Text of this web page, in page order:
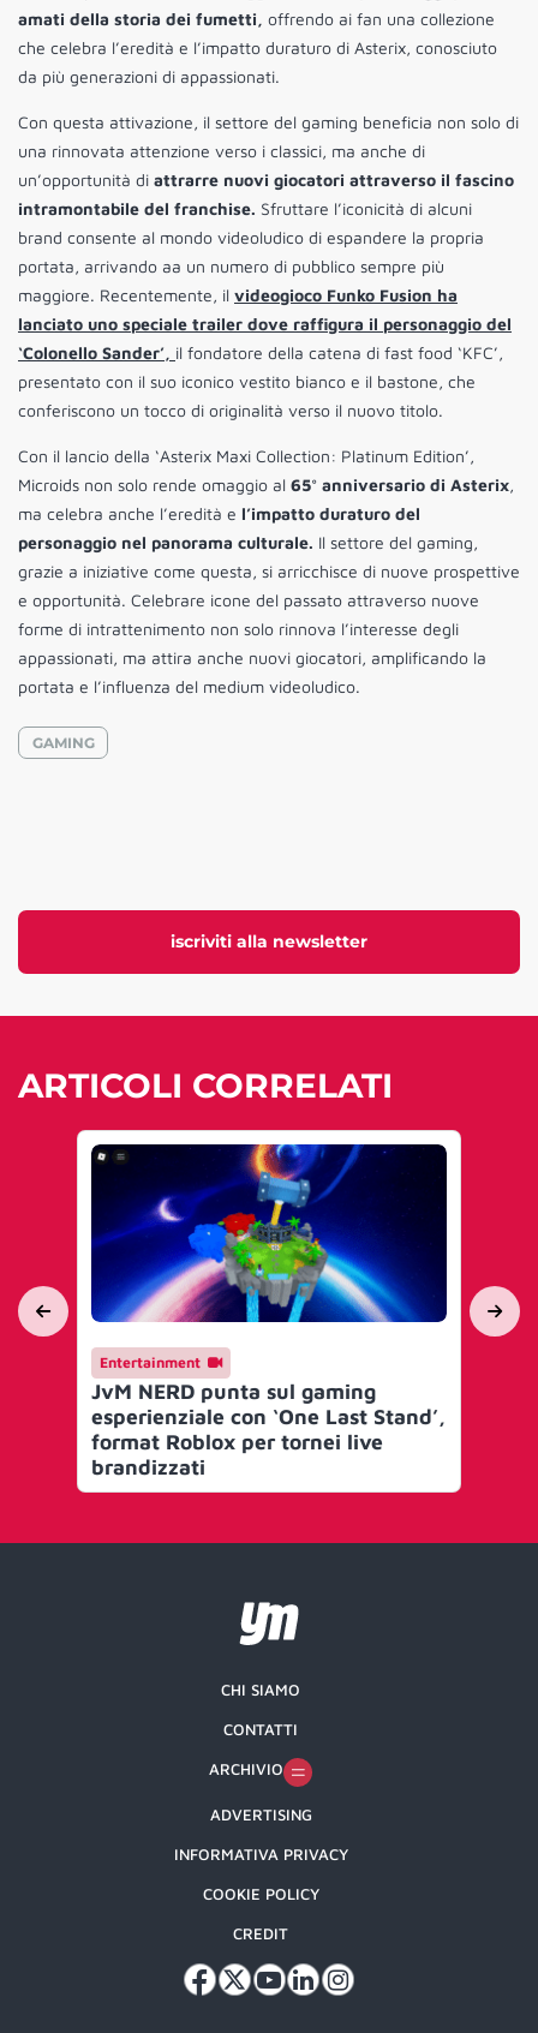
iscriviti alla newsletter
amati della storia dei fumetti, offrendo ai fan una collezione
che celebra l’eredità e l’impatto duraturo di Asterix, conosciuto
da più generazioni di appassionati.
Con questa attivazione, il settore del gaming beneficia non solo di
una rinnovata attenzione verso i classici, ma anche di
un’opportunità di attrarre nuovi giocatori attraverso il fascino
intramontabile del franchise. Sfruttare l’iconicità di alcuni
brand consente al mondo videoludico di espandere la propria
portata, arrivando aa un numero di pubblico sempre più
maggiore. Recentemente, il videogioco Funko Fusion ha
lanciato uno speciale trailer dove raffigura il personaggio del
‘Colonello Sander’, il fondatore della catena di fast food ‘KFC’,
presentato con il suo iconico vestito bianco e il bastone, che
conferiscono un tocco di originalità verso il nuovo titolo.
Con il lancio della ‘Asterix Maxi Collection: Platinum Edition’,
Microids non solo rende omaggio al 65° anniversario di Asterix,
ma celebra anche l’eredità e l’impatto duraturo del
personaggio nel panorama culturale. Il settore del gaming,
grazie a iniziative come questa, si arricchisce di nuove prospettive
e opportunità. Celebrare icone del passato attraverso nuove
forme di intrattenimento non solo rinnova l’interesse degli
appassionati, ma attira anche nuovi giocatori, amplificando la
portata e l’influenza del medium videoludico.
GAMING
ARTICOLI CORRELATI
Entertainment
JvM NERD punta sul gaming
esperienziale con ‘One Last Stand’,
format Roblox per tornei live
brandizzati
CHI SIAMO
CONTATTI
ARCHIVIO
ADVERTISING
INFORMATIVA PRIVACY
COOKIE POLICY
CREDIT